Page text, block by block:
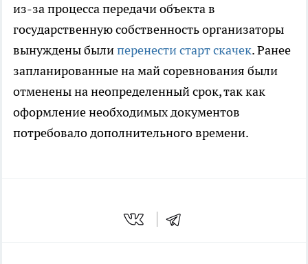
из-за процесса передачи объекта в
государственную собственность организаторы
вынуждены былиперенести старт скачек. Ранее
запланированные на май соревнования были
отменены на неопределенный срок, так как
оформление необходимых документов
потребовало дополнительного времени.